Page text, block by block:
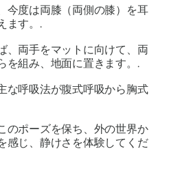
今度は両膝（両側の膝）を耳
ます。.
、両手をマットに向けて、両
を組み、地面に置きます。.
な呼吸法が腹式呼吸から胸式
のポーズを保ち、外の世界か
感じ、静けさを体験してくだ